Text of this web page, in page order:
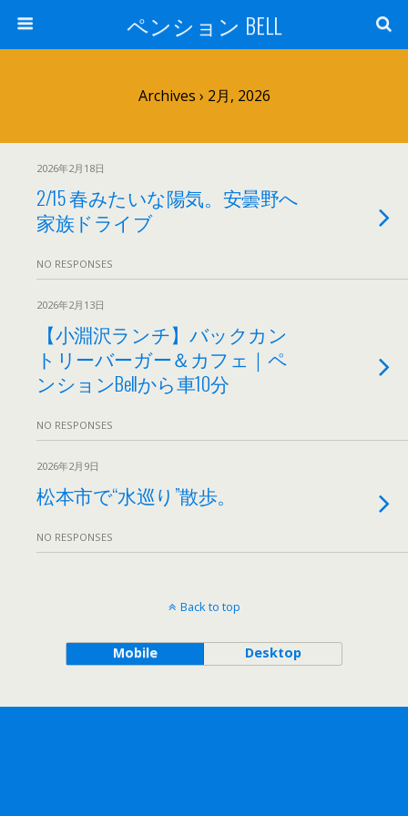
ペンション BELL
Archives › 2月, 2026
2026年2月18日
2/15 春みたいな陽気。安曇野へ
家族ドライブ
NO RESPONSES
2026年2月13日
【小淵沢ランチ】バックカン
トリーバーガー＆カフェ｜ペ
ンションBellから車10分
NO RESPONSES
2026年2月9日
松本市で“水巡り”散歩。
NO RESPONSES
Back to top
Mobile Desktop